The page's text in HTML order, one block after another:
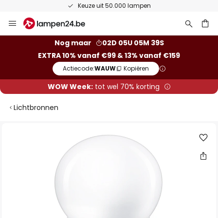
Keuze uit 50.000 lampen
naar
Nog maar
02D 05U 05M 38S
EXTRA 10% vanaf €99 & 13% vanaf €159
Actiecode:WAUW Kopiëren
WOW Week:tot wel 70% korting
Lichtbronnen